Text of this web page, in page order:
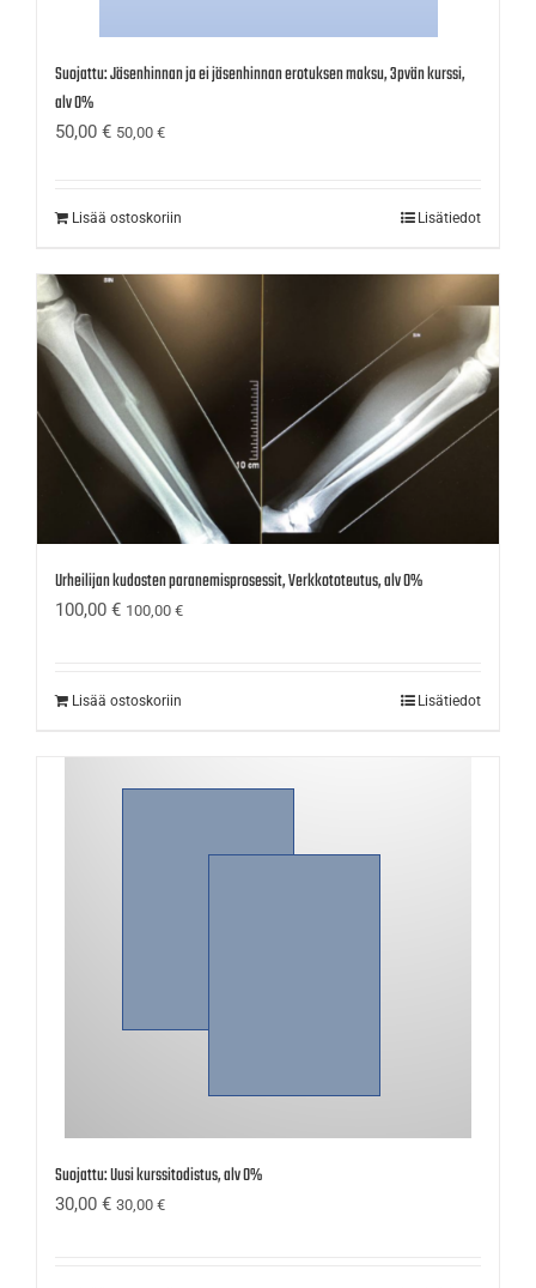
Suojattu: Jäsenhinnan ja ei jäsenhinnan erotuksen maksu, 3pvän kurssi,
alv 0%
50,00 € 50,00 €
Lisää ostoskoriin Lisätiedot
Urheilijan kudosten paranemisprosessit, Verkkototeutus, alv 0%
100,00 € 100,00 €
Lisää ostoskoriin Lisätiedot
Suojattu: Uusi kurssitodistus, alv 0%
30,00 € 30,00 €